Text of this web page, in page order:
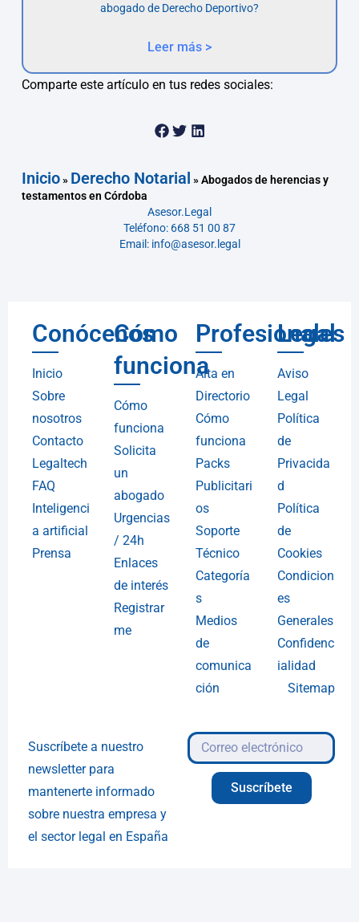
abogado de Derecho Deportivo?
Leer más >
Comparte este artículo en tus redes sociales:
Inicio» Derecho Notarial »Abogados de herencias y
testamentos en Córdoba
Asesor.Legal
Teléfono: 668 51 00 87
Email: info@asesor.legal
Conócenos
Inicio
Sobre
nosotros
Contacto
Legaltech
FAQ
Inteligenci
a artificial
Prensa
Cómo
funciona
Cómo
funciona
Solicita
un
abogado
Urgencias
/ 24h
Enlaces
de interés
Registrar
me
Profesionales
Alta en
Directorio
Cómo
funciona
Packs
Publicitari
os
Soporte
Técnico
Categoría
s
Medios
de
comunica
ción
Legal
Aviso
Legal
Política
de
Privacida
d
Política
de
Cookies
Condicion
es
Generales
Confidenc
ialidad
Sitemap
Suscríbete a nuestro
newsletter para
mantenerte informado
sobre nuestra empresa y
el sector legal en España
Suscríbete